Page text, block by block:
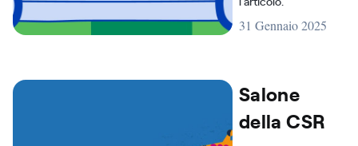
31 Gennaio 2025
Salone
della CSR